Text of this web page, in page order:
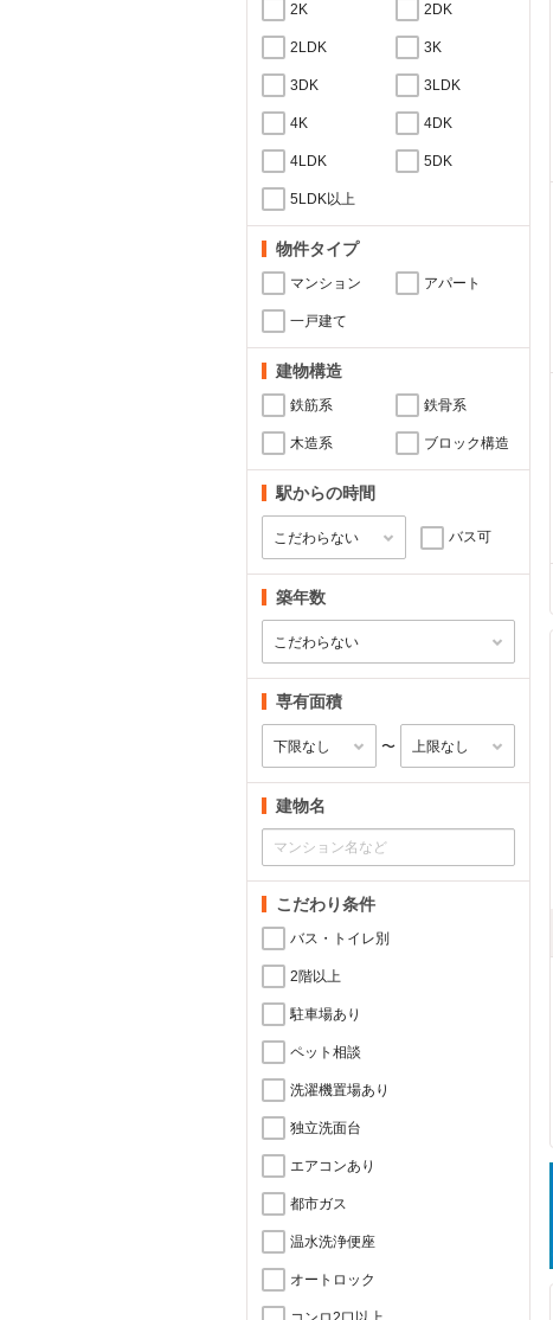
2K 2DK
2LDK 3K
3DK 3LDK
4K 4DK
4LDK 5DK
5LDK以上
物件タイプ
マンション アパート
一戸建て
建物構造
鉄筋系 鉄骨系
木造系 ブロック構造
駅からの時間
バス可
築年数
専有面積
〜
建物名
こだわり条件
バス・トイレ別
2階以上
駐車場あり
ペット相談
洗濯機置場あり
独立洗面台
エアコンあり
都市ガス
温水洗浄便座
オートロック